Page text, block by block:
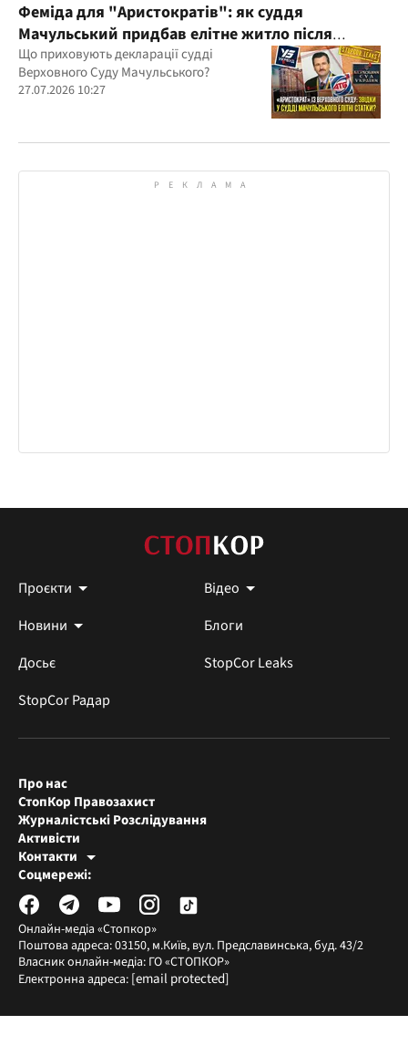
Феміда для "Аристократів": як суддя
Мачульський придбав елітне житло після
вердикту на користь забудовника?
Що приховують декларації судді
Верховного Суду Мачульського?
27.07.2026 10:27
Проєкти
Відео
Новини
Блоги
Досьє
StopCor Leaks
StopCor Радар
Онлайн-медіа «Стопкор»
Поштова адреса: 03150, м.Київ, вул. Предславинська, буд. 43/2
Власник онлайн-медіа: ГО «СТОПКОР»
Електронна адреса: [email protected]
Про нас
СтопКор Правозахист
Журналістські Розслідування
Активісти
Контакти
Редакція СтопКора
Журналісти-розслідувачі
Соцмережі: